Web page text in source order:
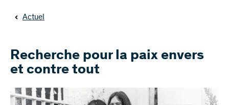
Actuel
Recherche pour la paix envers
et contre tout